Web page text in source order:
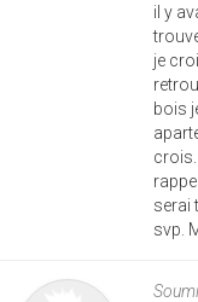
il y
je
bois
serai
svp.